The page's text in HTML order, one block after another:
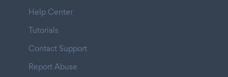
Help Center
Tutorials
Contact Support
Report Abuse